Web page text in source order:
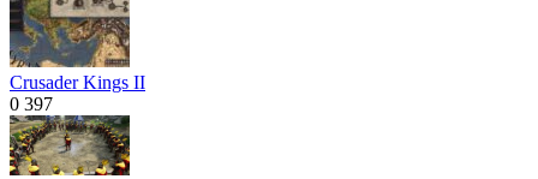
Crusader Kings II
0 397